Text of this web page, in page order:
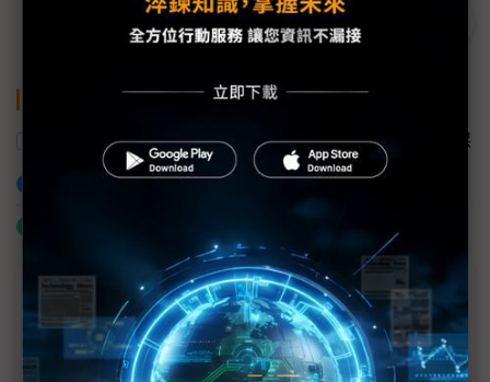
二氧化碳排放量 供應鏈 英飛凌 綠色環保
加入已選取到「關鍵字追蹤」
議題精選－ESG專欄
以SEED技術打造更環保永續的網路